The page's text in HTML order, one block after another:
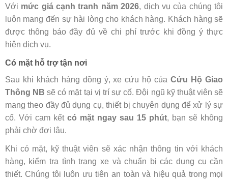
Với mức giá cạnh tranh năm 2026, dịch vụ của chúng tôi
luôn mang đến sự hài lòng cho khách hàng. Khách hàng sẽ
được thông báo đầy đủ về chi phí trước khi đồng ý thực
hiện dịch vụ.
Có mặt hỗ trợ tận nơi
Sau khi khách hàng đồng ý, xe cứu hộ củaCứu Hộ Giao
Thông NB sẽ có mặt tại vị trí sự cố. Đội ngũ kỹ thuật viên sẽ
mang theo đầy đủ dụng cụ, thiết bị chuyên dụng để xử lý sự
cố. Với cam kết có mặt ngay sau 15 phút, bạn sẽ không
phải chờ đợi lâu.
Khi có mặt, kỹ thuật viên sẽ xác nhận thông tin với khách
hàng, kiểm tra tình trạng xe và chuẩn bị các dụng cụ cần
thiết. Chúng tôi luôn ưu tiên an toàn và hiệu quả trong mọi